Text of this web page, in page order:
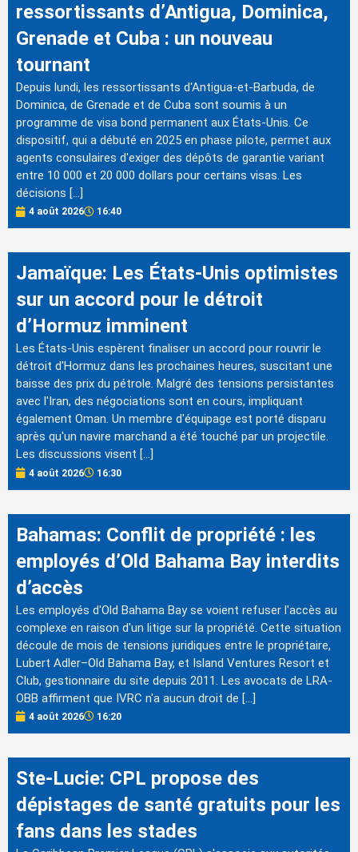
ressortissants d’Antigua, Dominica,
Grenade et Cuba : un nouveau
tournant
Depuis lundi, les ressortissants d'Antigua-et-Barbuda, de
Dominica, de Grenade et de Cuba sont soumis à un
programme de visa bond permanent aux États-Unis. Ce
dispositif, qui a débuté en 2025 en phase pilote, permet aux
agents consulaires d'exiger des dépôts de garantie variant
entre 10 000 et 20 000 dollars pour certains visas. Les
décisions […]
4 août 2026 16:40
Jamaïque: Les États-Unis optimistes
sur un accord pour le détroit
d’Hormuz imminent
Les États-Unis espèrent finaliser un accord pour rouvrir le
détroit d'Hormuz dans les prochaines heures, suscitant une
baisse des prix du pétrole. Malgré des tensions persistantes
avec l'Iran, des négociations sont en cours, impliquant
également Oman. Un membre d'équipage est porté disparu
après qu'un navire marchand a été touché par un projectile.
Les discussions visent […]
4 août 2026 16:30
Bahamas: Conflit de propriété : les
employés d’Old Bahama Bay interdits
d’accès
Les employés d'Old Bahama Bay se voient refuser l'accès au
complexe en raison d'un litige sur la propriété. Cette situation
découle de mois de tensions juridiques entre le propriétaire,
Lubert Adler–Old Bahama Bay, et Island Ventures Resort et
Club, gestionnaire du site depuis 2011. Les avocats de LRA-
OBB affirment que IVRC n'a aucun droit de […]
4 août 2026 16:20
Ste-Lucie: CPL propose des
dépistages de santé gratuits pour les
fans dans les stades